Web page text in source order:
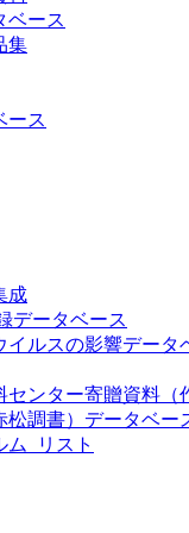
ベース
集
ース
成
データベース
ルスの影響データ
ンター寄贈資料（
調書）データベー
_リスト